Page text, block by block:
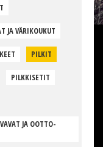
JA VÄRIKOUKUT
PILKIT
PILKKISETIT
JA OOTTO-